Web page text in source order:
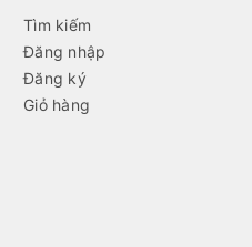
Tìm kiếm
Đăng nhập
Đăng ký
Giỏ hàng